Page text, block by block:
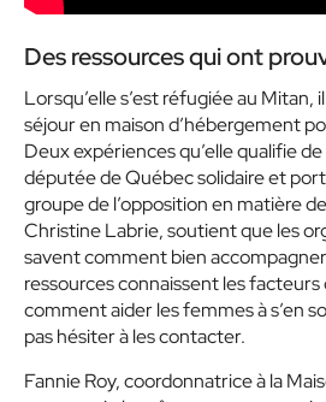
Des ressources qui ont
Lorsqu’elle s’est réfugiée au Mitan,
séjour en maison d’hébergement
Deux expériences qu’elle qualifie
députée de Québec solidaire et
groupe de l’opposition en matière
Christine Labrie, soutient que les
savent comment bien
ressources connaissent les
comment aider les femmes à s’en
pas hésiter à les contacter.
Fannie Roy, coordonnatrice à la